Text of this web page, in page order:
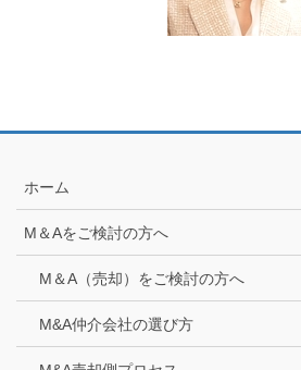
ホーム
M＆Aをご検討の方へ
M＆A（売却）をご検討の方へ
M&A仲介会社の選び方